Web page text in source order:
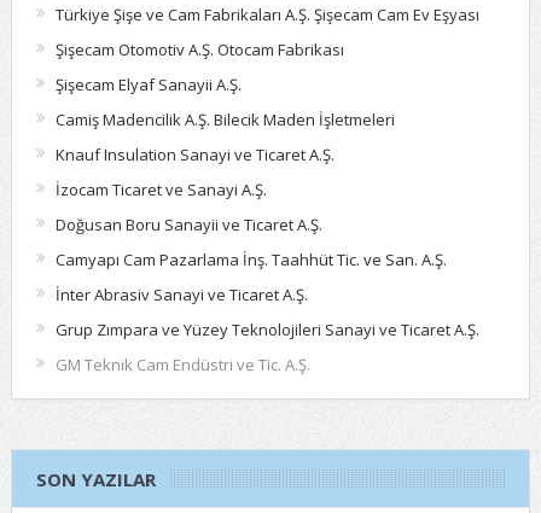
Türkiye Şişe ve Cam Fabrikaları A.Ş. Şişecam Cam Ev Eşyası
Şişecam Otomotiv A.Ş. Otocam Fabrikası
Şişecam Elyaf Sanayii A.Ş.
Camiş Madencilik A.Ş. Bilecik Maden İşletmeleri
Knauf Insulation Sanayi ve Ticaret A.Ş.
İzocam Ticaret ve Sanayi A.Ş.
Doğusan Boru Sanayii ve Ticaret A.Ş.
Camyapı Cam Pazarlama İnş. Taahhüt Tic. ve San. A.Ş.
İnter Abrasiv Sanayi ve Ticaret A.Ş.
Grup Zımpara ve Yüzey Teknolojileri Sanayi ve Ticaret A.Ş.
GM Teknik Cam Endüstri ve Tic. A.Ş.
SON YAZILAR